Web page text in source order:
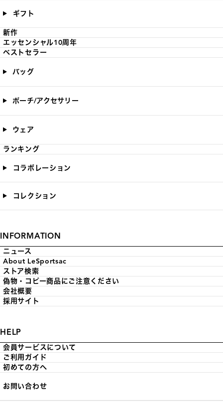
ギフト
新作
エッセンシャル10周年
ベストセラー
バッグ
ポーチ/アクセサリー
ウェア
ランキング
コラボレーション
コレクション
INFORMATION
ニュース
About LeSportsac
ストア検索
偽物・コピー商品にご注意ください
会社概要
採用サイト
HELP
会員サービスについて
ご利用ガイド
初めての方へ
お問い合わせ